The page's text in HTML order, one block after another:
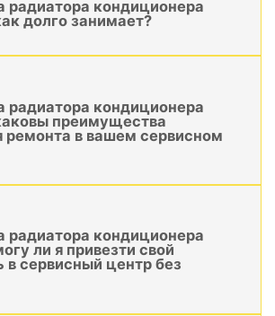
радиатора кондиционера
долго занимает?
радиатора кондиционера
преимущества
ремонта в вашем сервисном
радиатора кондиционера
ли я привезти свой
в сервисный центр без